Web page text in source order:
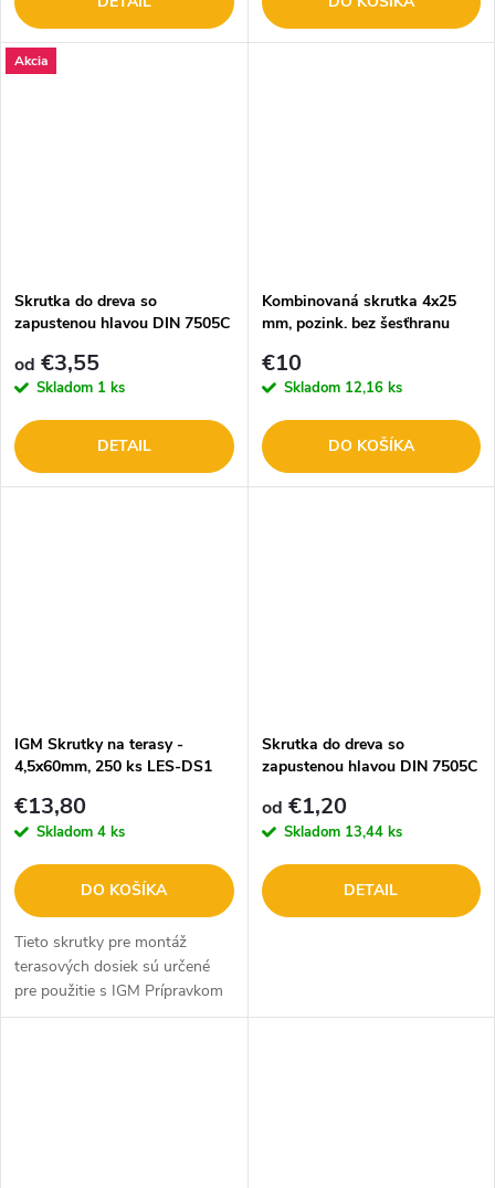
Akcia
Skrutka do dreva so
zapustenou hlavou DIN 7505C
BALENIE
od €3,55
Skladom 1 ks
DETAIL
Kombinovaná skrutka 4x25
mm, pozink. bez šesťhranu
€10
Skladom 12,16 ks
DO KOŠÍKA
IGM Skrutky na terasy -
4,5x60mm, 250 ks LES-DS1
€13,80
Skladom 4 ks
DO KOŠÍKA
Tieto skrutky pre montáž
terasových dosiek sú určené
pre použitie s IGM Prípravkom
na montáž terasových dosiek
Skrutka do dreva so
zapustenou hlavou DIN 7505C
od €1,20
Skladom 13,44 ks
DETAIL